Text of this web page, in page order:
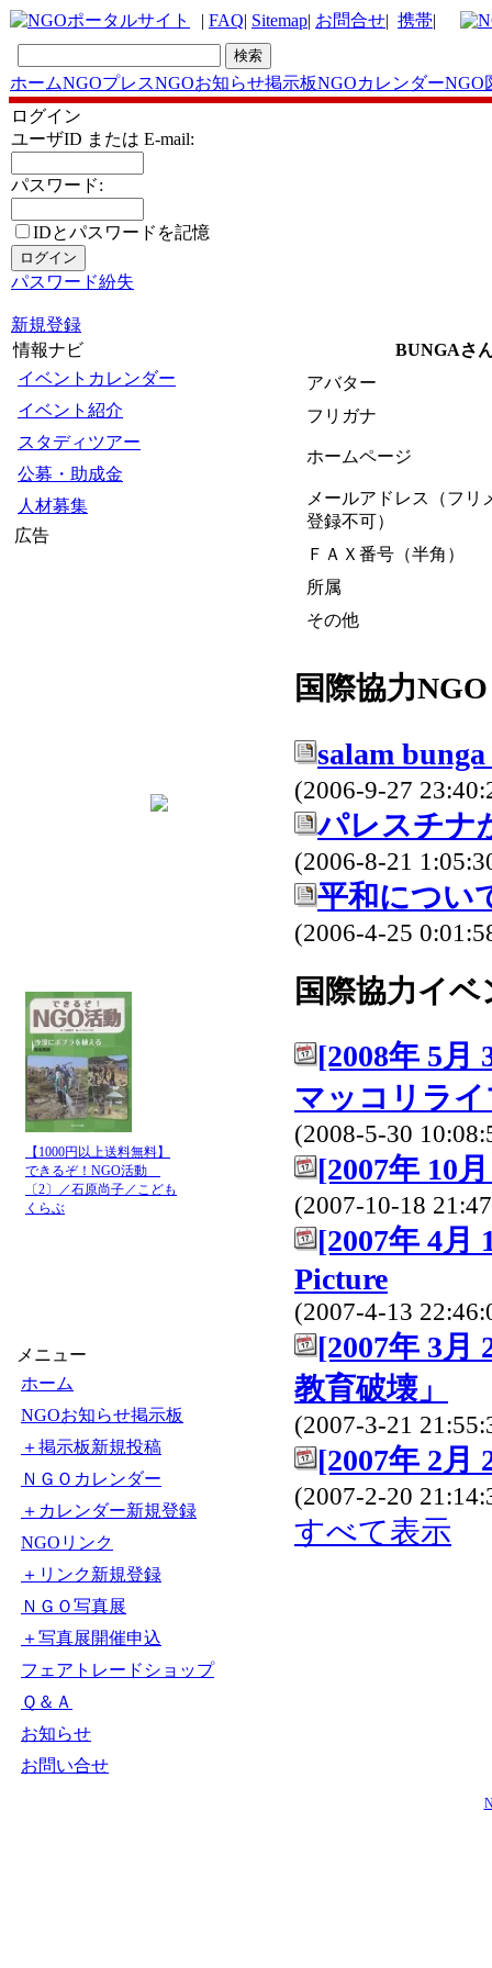
| FAQ| Sitemap| お問合せ| 携帯|
ホームNGOプレスNGOお知らせ掲示板NGOカレンダーNGO
ログイン
ユーザID または E-mail:
パスワード:
IDとパスワードを記憶
パスワード紛失
新規登録
情報ナビ
イベントカレンダー
イベント紹介
スタディツアー
公募・助成金
人材募集
広告
【1000円以上送料無料】
できるぞ！NGO活動
〔2〕／石原尚子／こども
くらぶ
メニュー
ホーム
NGOお知らせ掲示板
＋掲示板新規投稿
ＮＧＯカレンダー
＋カレンダー新規登録
NGOリンク
＋リンク新規登録
ＮＧＯ写真展
＋写真展開催申込
フェアトレードショップ
Ｑ＆Ａ
お知らせ
お問い合せ
BUNGAさ
アバター
フリガナ
ホームページ
メールアドレス（フリ
登録不可）
ＦＡＸ番号（半角）
所属
その他
国際協力
salam
(2006-9-27
パレスチナ
(2006-8-21
平和につ
(2006-4-25
国際協力イ
[2008年 5月
マッコリラ
(2008-5-30
[2007年 10
(2007-10-18
[2007年 4月
Picture
(2007-4-13
[2007年 3月
教育破壊」
(2007-3-21
[2007年 2月
(2007-2-20
すべて表示